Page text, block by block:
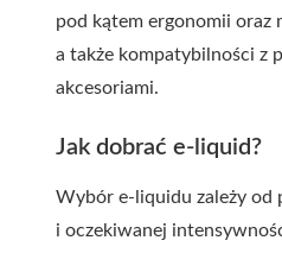
pod kątem ergonomii oraz
a także kompatybilności z
akcesoriami.
Jak dobrać e-liquid?
Wybór e-liquidu zależy od
i oczekiwanej